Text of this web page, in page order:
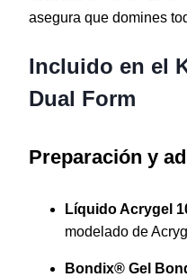
asegura que domines
Incluido en el
Dual Form
Preparación y
Líquido Acrygel
modelado de
Bondix® Gel